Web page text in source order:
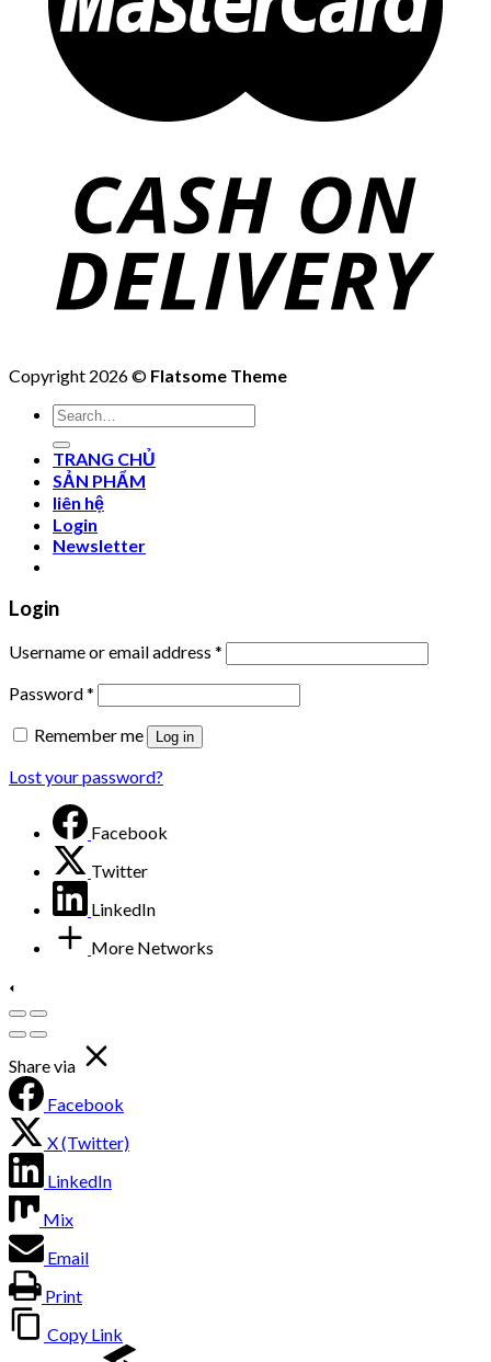
Copyright 2026 © Flatsome Theme
Search
for:
TRANG CHỦ
SẢN PHẨM
liên hệ
Login
Newsletter
Login
Username or email address *
Password*
Remember me
Log in
Lost your password?
Facebook
Twitter
LinkedIn
More Networks
Share via
Facebook
X (Twitter)
LinkedIn
Mix
Email
Print
Copy Link